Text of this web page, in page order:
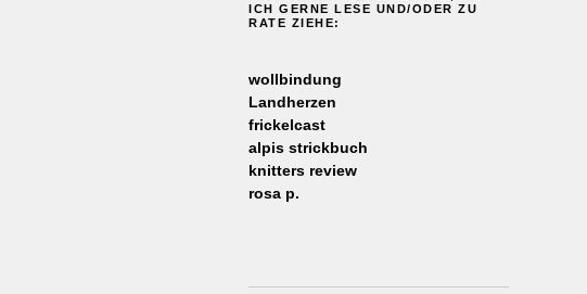
ICH GERNE LESE UND/ODER ZU
RATE ZIEHE:
wollbindung
Landherzen
frickelcast
alpis strickbuch
knitters review
rosa p.